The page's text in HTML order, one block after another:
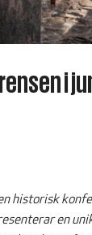
i
historisk
en